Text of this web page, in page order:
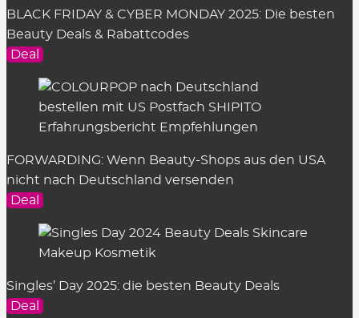
BLACK FRIDAY & CYBER MONDAY 2025: Die besten
Beauty Deals & Rabattcodes
Deal
FORWARDING: Wenn Beauty-Shops aus den USA
nicht nach Deutschland versenden
Deal
Singles’ Day 2025: die besten Beauty Deals
Deal